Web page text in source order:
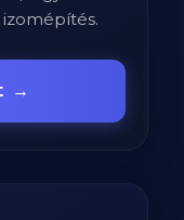
izomépítés.
→